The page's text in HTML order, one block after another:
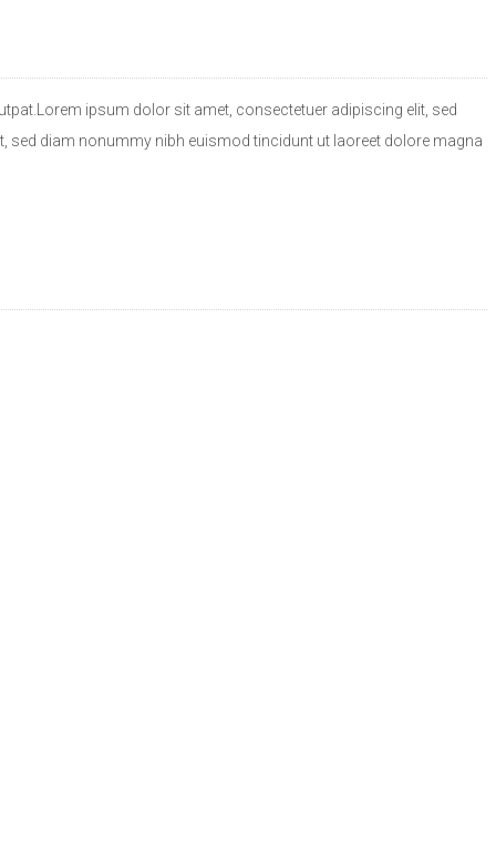
ipsum dolor sit amet, consectetuer adipiscing elit, sed
diam nonummy nibh euismod tincidunt ut laoreet dolore magna